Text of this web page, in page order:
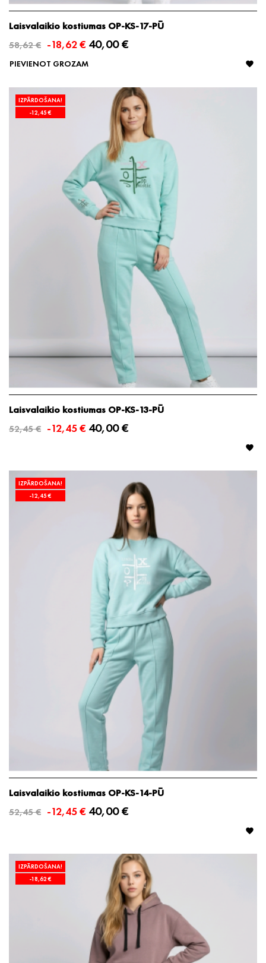
Laisvalaikio kostiumas OP-KS-17-PŪ
58,62 € -18,62 € 40,00 €
PIEVIENOT GROZAM 
IZPĀRDOŠANA!
-12,45 €
Laisvalaikio kostiumas OP-KS-13-PŪ
52,45 € -12,45 € 40,00 €

IZPĀRDOŠANA!
-12,45 €
Laisvalaikio kostiumas OP-KS-14-PŪ
52,45 € -12,45 € 40,00 €

IZPĀRDOŠANA!
-18,62 €